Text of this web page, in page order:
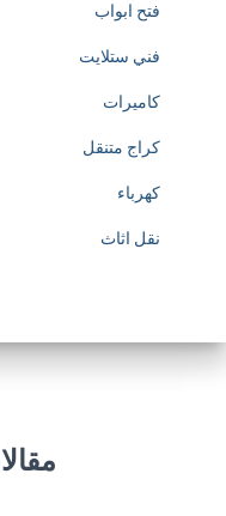
فتح ابواب
فني ستلايت
كاميرات
كراج متنقل
كهرباء
نقل اثاث